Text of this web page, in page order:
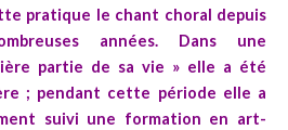
pratique le chant choral depuis
années. Dans une
partie de sa vie » elle a été
; pendant cette période elle a
suivi une formation en art-